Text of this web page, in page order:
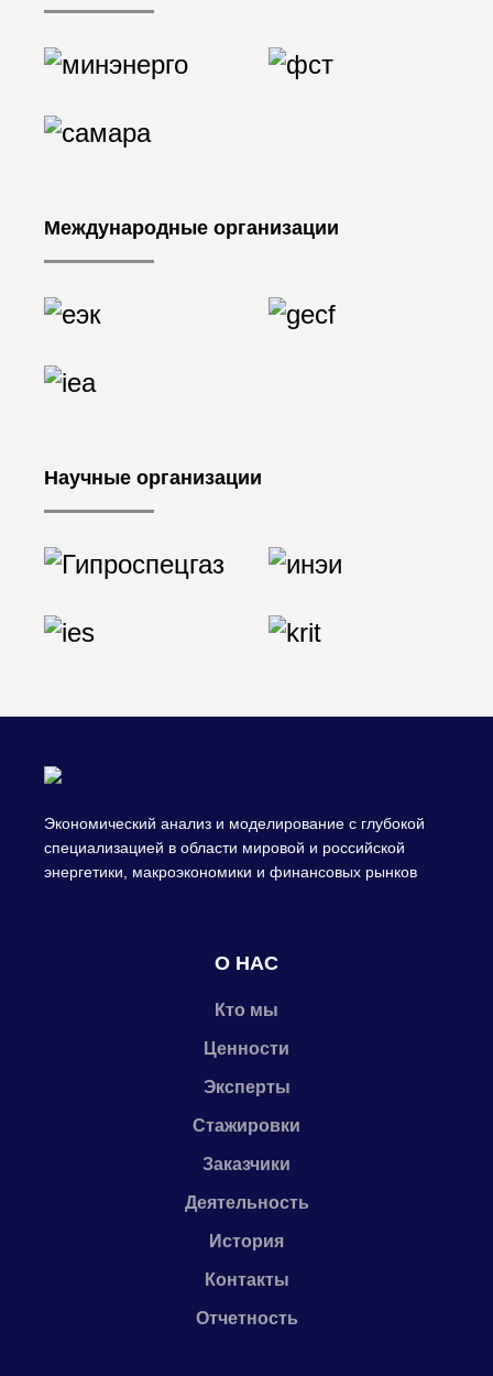
Международные организации
Научные организации
Экономический анализ и моделирование с глубокой
специализацией в области мировой и российской
энергетики, макроэкономики и финансовых рынков
О НАС
Кто мы
Ценности
Эксперты
Стажировки
Заказчики
Деятельность
История
Контакты
Отчетность